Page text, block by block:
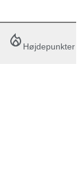
Højdepunkter